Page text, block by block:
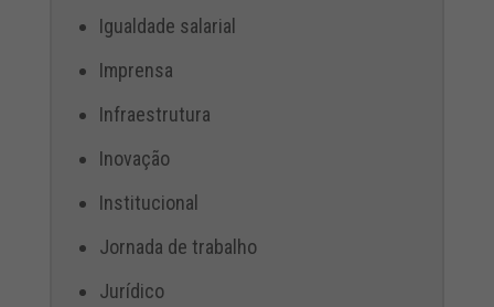
Igualdade salarial
Imprensa
Infraestrutura
Inovação
Institucional
Jornada de trabalho
Jurídico